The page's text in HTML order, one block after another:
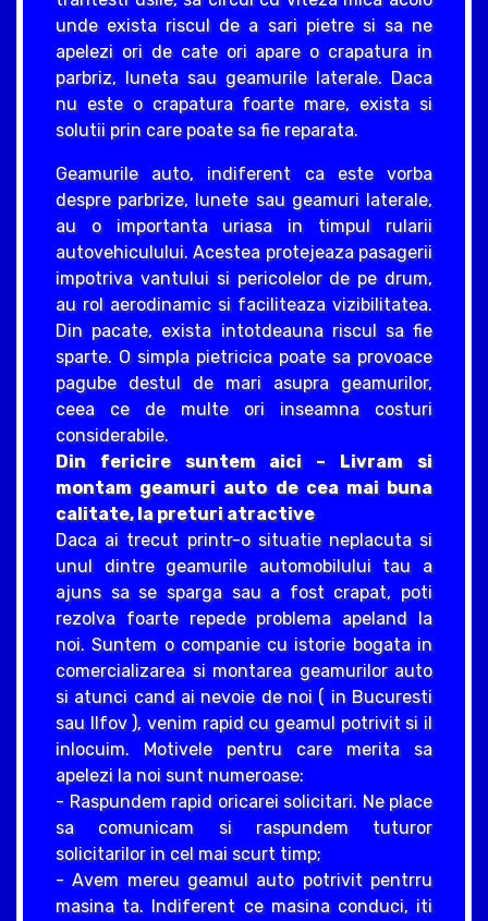
unde exista riscul de a sari pietre si sa ne
apelezi ori de cate ori apare o crapatura in
parbriz, luneta sau geamurile laterale. Daca
nu este o crapatura foarte mare, exista si
solutii prin care poate sa fie reparata.
Geamurile auto, indiferent ca este vorba
despre parbrize, lunete sau geamuri laterale,
au o importanta uriasa in timpul rularii
autovehiculului. Acestea protejeaza pasagerii
impotriva vantului si pericolelor de pe drum,
au rol aerodinamic si faciliteaza vizibilitatea.
Din pacate, exista intotdeauna riscul sa fie
sparte. O simpla pietricica poate sa provoace
pagube destul de mari asupra geamurilor,
ceea ce de multe ori inseamna costuri
considerabile.
Din fericire suntem aici – Livram si
montam geamuri auto de cea mai buna
calitate, la preturi atractive
Daca ai trecut printr-o situatie neplacuta si
unul dintre geamurile automobilului tau a
ajuns sa se sparga sau a fost crapat, poti
rezolva foarte repede problema apeland la
noi. Suntem o companie cu istorie bogata in
comercializarea si montarea geamurilor auto
si atunci cand ai nevoie de noi ( in Bucuresti
sau Ilfov ), venim rapid cu geamul potrivit si il
inlocuim. Motivele pentru care merita sa
apelezi la noi sunt numeroase:
- Raspundem rapid oricarei solicitari. Ne place
sa comunicam si raspundem tuturor
solicitarilor in cel mai scurt timp;
- Avem mereu geamul auto potrivit pentrru
masina ta. Indiferent ce masina conduci, iti